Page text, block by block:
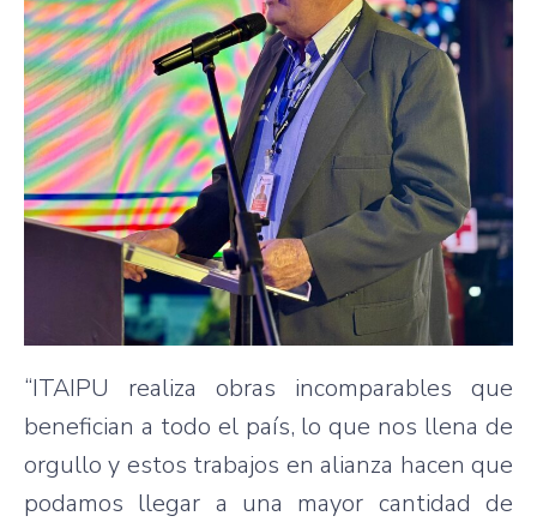
“ITAIPU realiza obras incomparables que
benefician a todo el país, lo que nos llena de
orgullo y estos trabajos en alianza hacen que
podamos llegar a una mayor cantidad de